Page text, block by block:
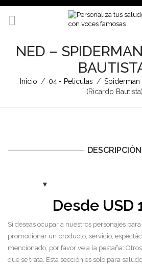
NED –
Inicio / 04.- Peliculas / Spiderman
(Ricardo Bautista)
DESCRIPCIÓN
Desde USD
Si deseas ocupar a nuestros personajes
promocionar un producto, servicio,
mencionado, por favor ve a la pestaña:
que se trata. Esta sección es solo para